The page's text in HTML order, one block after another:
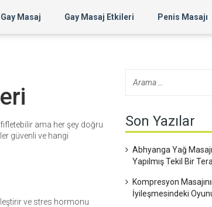
Gay Masaj Gay Masaj Etkileri Penis Masajı
ama her şey doğru
güvenli ve hangi
ve stres hormonu
Son Yazılar
Abhyanga Yağ
Yapılmış Tekil Bir
Kompresyon
İyileşmesindeki